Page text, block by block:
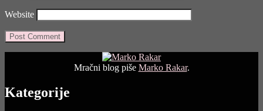
Website
Mračni blog piše Marko Rakar.
Kategorije